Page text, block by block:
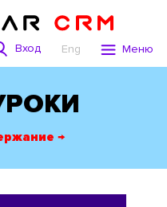
Вход Eng Меню
→